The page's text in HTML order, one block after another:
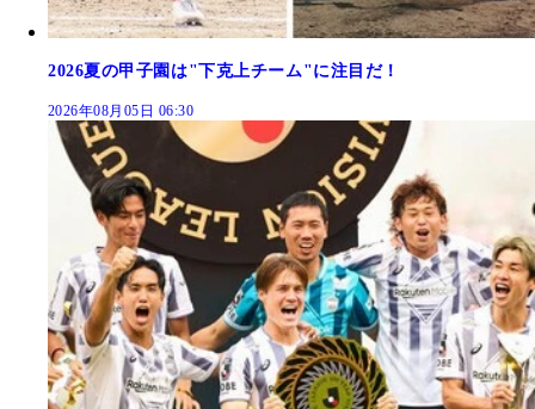
2026夏の甲子園は"下克上チーム"に注目だ！
2026年08月05日 06:30